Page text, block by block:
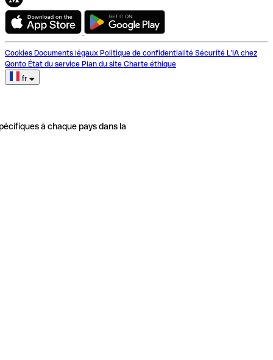
Cookies Documents légaux Politique de confidentialité Sécurité L'IA chez
Qonto État du service Plan du site Charte éthique
fr
à chaque pays dans la